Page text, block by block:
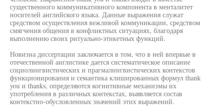
существенного коммуникативного компонента в менталитет
носителей английского языка. Данные выражения служат
средством осуществления вежливой коммуникации, средством
смягчения общения в конфликтных ситуациях, благодаря
выполнению своих ритуально-этикетных функций.
Новизна диссертации заключается в том, что в ней впервые в
отечественной англистике дается систематическое описание
социолингвистических и прагмалингвистических контекстов
функционирования и семантика клишированных формул thank
you и thanks, определяются когнитивные механизмы их
употребления в различных контекстах, выявляется состав
контекстно-обусловленных значений этих выражений.